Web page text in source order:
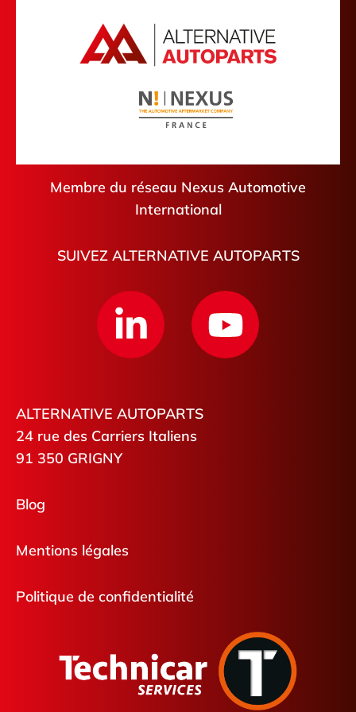
Seine-Saint-Denis
Villieu-Loyes-Mollon
Fougères
Membre du réseau Nexus Automotive
International
SUIVEZ ALTERNATIVE AUTOPARTS
ALTERNATIVE AUTOPARTS
24 rue des Carriers Italiens
91 350 GRIGNY
Blog
Mentions légales
Politique de confidentialité